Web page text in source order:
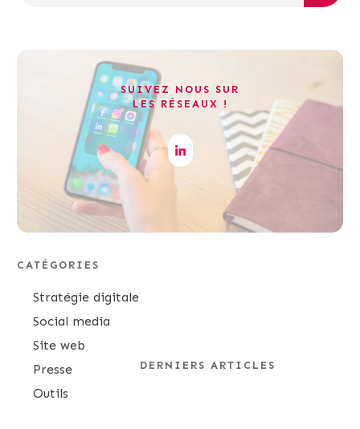
SUIVEZ NOUS SUR
LES RÉSEAUX !
CATÉGORIES
Stratégie digitale
Social media
Site web
Presse
Outils
DERNIERS ARTICLES